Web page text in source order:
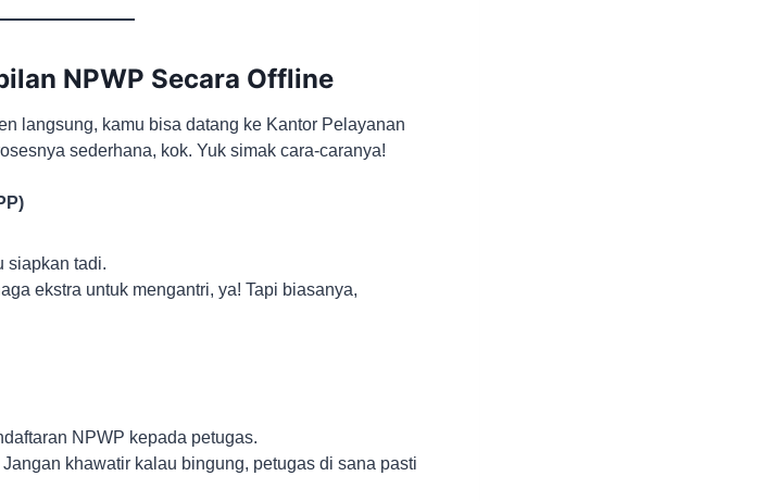
NPWP Secara Offline
langsung, kamu bisa datang ke Kantor Pelayanan
sederhana, kok. Yuk simak cara-caranya!
siapkan tadi.
ekstra untuk mengantri, ya! Tapi biasanya,
NPWP kepada petugas.
khawatir kalau bingung, petugas di sana pasti